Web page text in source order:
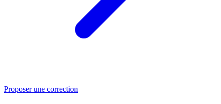
Proposer une correction